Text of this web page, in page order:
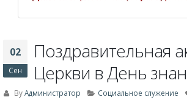
02
Сен
Поздравительная
Церкви в День
ByАдминистратор Социальное служение